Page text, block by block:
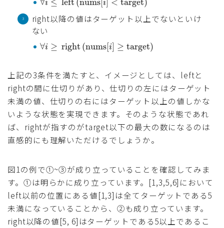
∀i ≤ left (nums[ i] < target)
right以降の値はターゲット以上でないといけ
ない
∀i ≥ right (nums[ i] ≥ target)
上記の3条件を満たすと、イメージとしては、leftと
rightの間に仕切りがあり、仕切りの左にはターゲット
未満の値、仕切りの右にはターゲット以上の値しかな
いような状態を実現できます。そのような状態であれ
ば、rightが指すのがtarget以下の最大の数になるのは
直感的にも理解いただけるでしょうか。
図1の例で①~③が成り立っていることを確認してみま
す。①は明らかに成り立っています。[1,3,5,6]において
left以前の位置にある値[1,3]は全てターゲットである5
未満になっていることから、②も成り立っています。
right以降の値[5, 6]はターゲットである5以上であるこ